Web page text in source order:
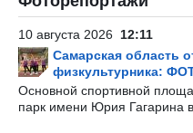
10 августа 2026 12:11
Самарская область
физкультурника:
Основной спортивной
парк имени Юрия Гагарина